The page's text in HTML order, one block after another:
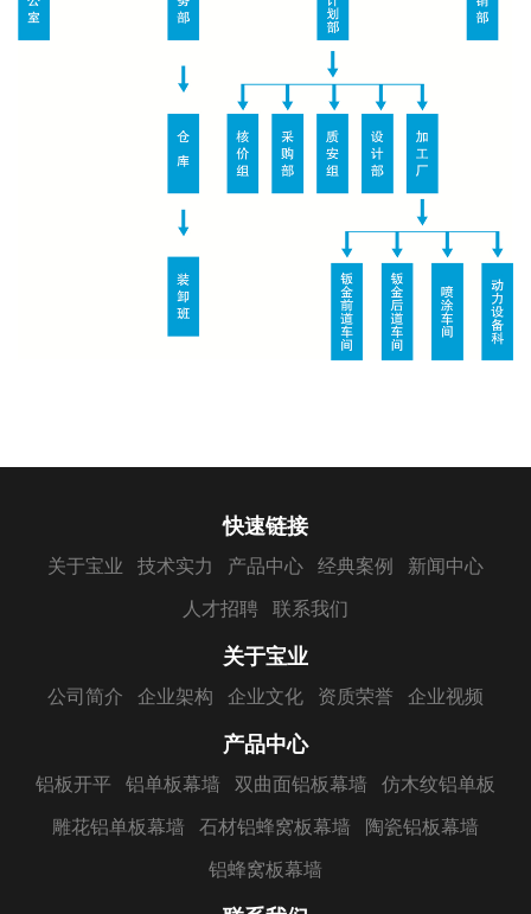
快速链接
关于宝业 技术实力 产品中心 经典案例 新闻中心
人才招聘 联系我们
关于宝业
公司简介 企业架构 企业文化 资质荣誉 企业视频
产品中心
铝板开平 铝单板幕墙 双曲面铝板幕墙 仿木纹铝单板
雕花铝单板幕墙 石材铝蜂窝板幕墙 陶瓷铝板幕墙
铝蜂窝板幕墙